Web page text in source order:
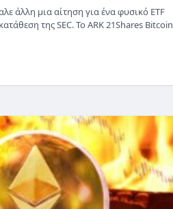
άλλη μια αίτηση για ένα φυσικό ETF
της SEC. Το ARK 21Shares Bitcoin